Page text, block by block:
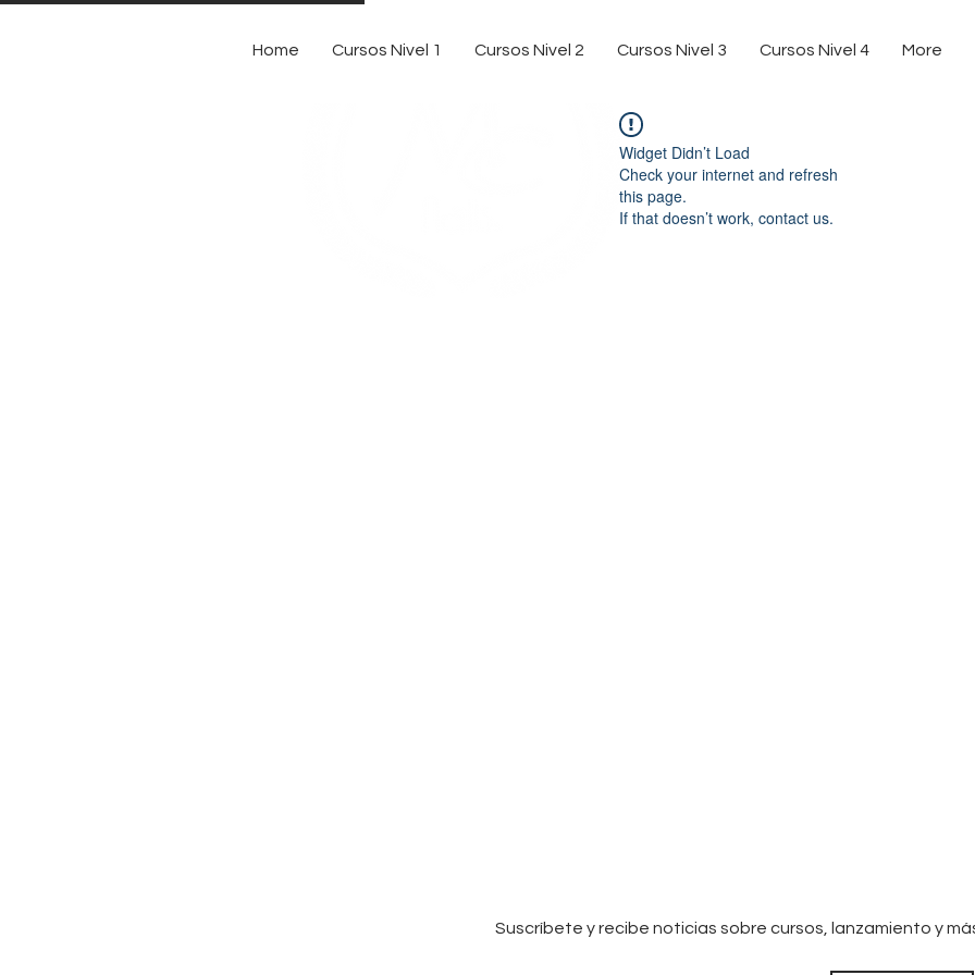
Home Cursos Nivel 1 Cursos Nivel 2 Cursos Nivel 3 Cursos Nivel 4 More
Widget Didn’t Load
Check your internet and refresh
this page.
If that doesn’t work, contact us.
Suscríbete y recibe noticias sobre cursos, lanzamiento y